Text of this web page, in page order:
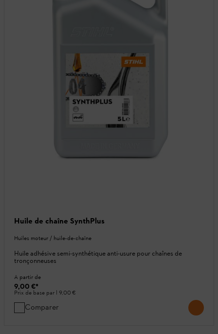
Huile de chaîne SynthPlus
Huiles moteur / huile-de-chaîne
Huile adhésive semi-synthétique anti-usure pour chaînes de
tronçonneuses
A partir de
9,00 €*
Prix de base par l 9,00 €
Comparer